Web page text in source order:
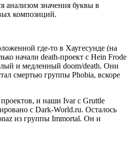
анализом значения буквы в
композиций.
где-то в Хаугесунде (на
начали death-проект с Hein Frode
и медленный doom/death. Они
смертью группы Phobia, вскоре
и наши Ivar с Gruttle
с Dark-World.ru. Осталось
из группы Immortal. Он и